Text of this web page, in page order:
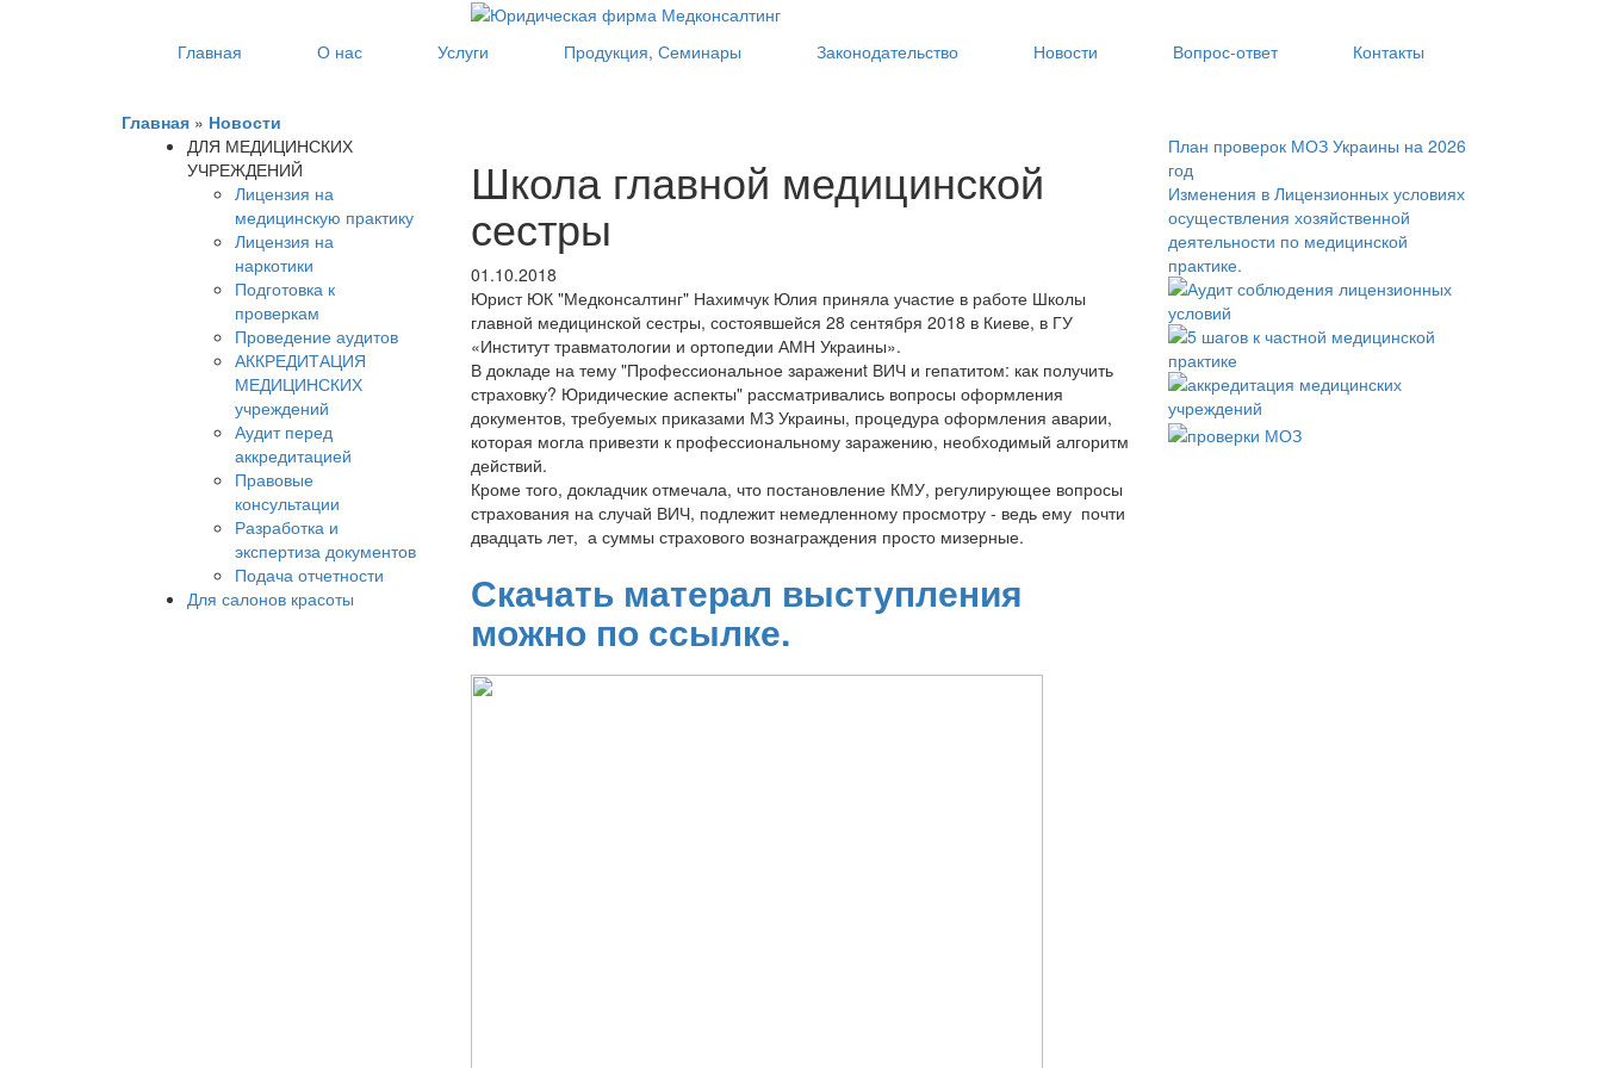
Главная О нас Услуги Продукция, Семинары Законодательство Новости Вопрос‑ответ Контакты
Главная » Новости
ДЛЯ МЕДИЦИНСКИХ
УЧРЕЖДЕНИЙ
Лицензия на
медицинскую практику
Лицензия на
наркотики
Подготовка к
проверкам
Проведение аудитов
АККРЕДИТАЦИЯ
МЕДИЦИНСКИХ
учреждений
Аудит перед
аккредитацией
Правовые
консультации
Разработка и
экспертиза документов
Подача отчетности
Для салонов красоты
Школа главной медицинской
сестры
01.10.2018
Юрист ЮК "Медконсалтинг" Нахимчук Юлия приняла участие в работе Школы
главной медицинской сестры, состоявшейся 28 сентября 2018 в Киеве, в ГУ
«Институт травматологии и ортопедии АМН Украины».
В докладе на тему "Профессиональное заражениt ВИЧ и гепатитом: как получить
страховку? Юридические аспекты" рассматривались вопросы оформления
документов, требуемых приказами МЗ Украины, процедура оформления аварии,
которая могла привезти к профессиональному заражению, необходимый алгоритм
действий.
Кроме того, докладчик отмечала, что постановление КМУ, регулирующее вопросы
страхования на случай ВИЧ, подлежит немедленному просмотру - ведь ему почти
двадцать лет, а суммы страхового вознаграждения просто мизерные.
Скачать матерал выступления
можно по ссылке.
План проверок МОЗ Украины на 2026
год
Изменения в Лицензионных условиях
осуществления хозяйственной
деятельности по медицинской
практике.